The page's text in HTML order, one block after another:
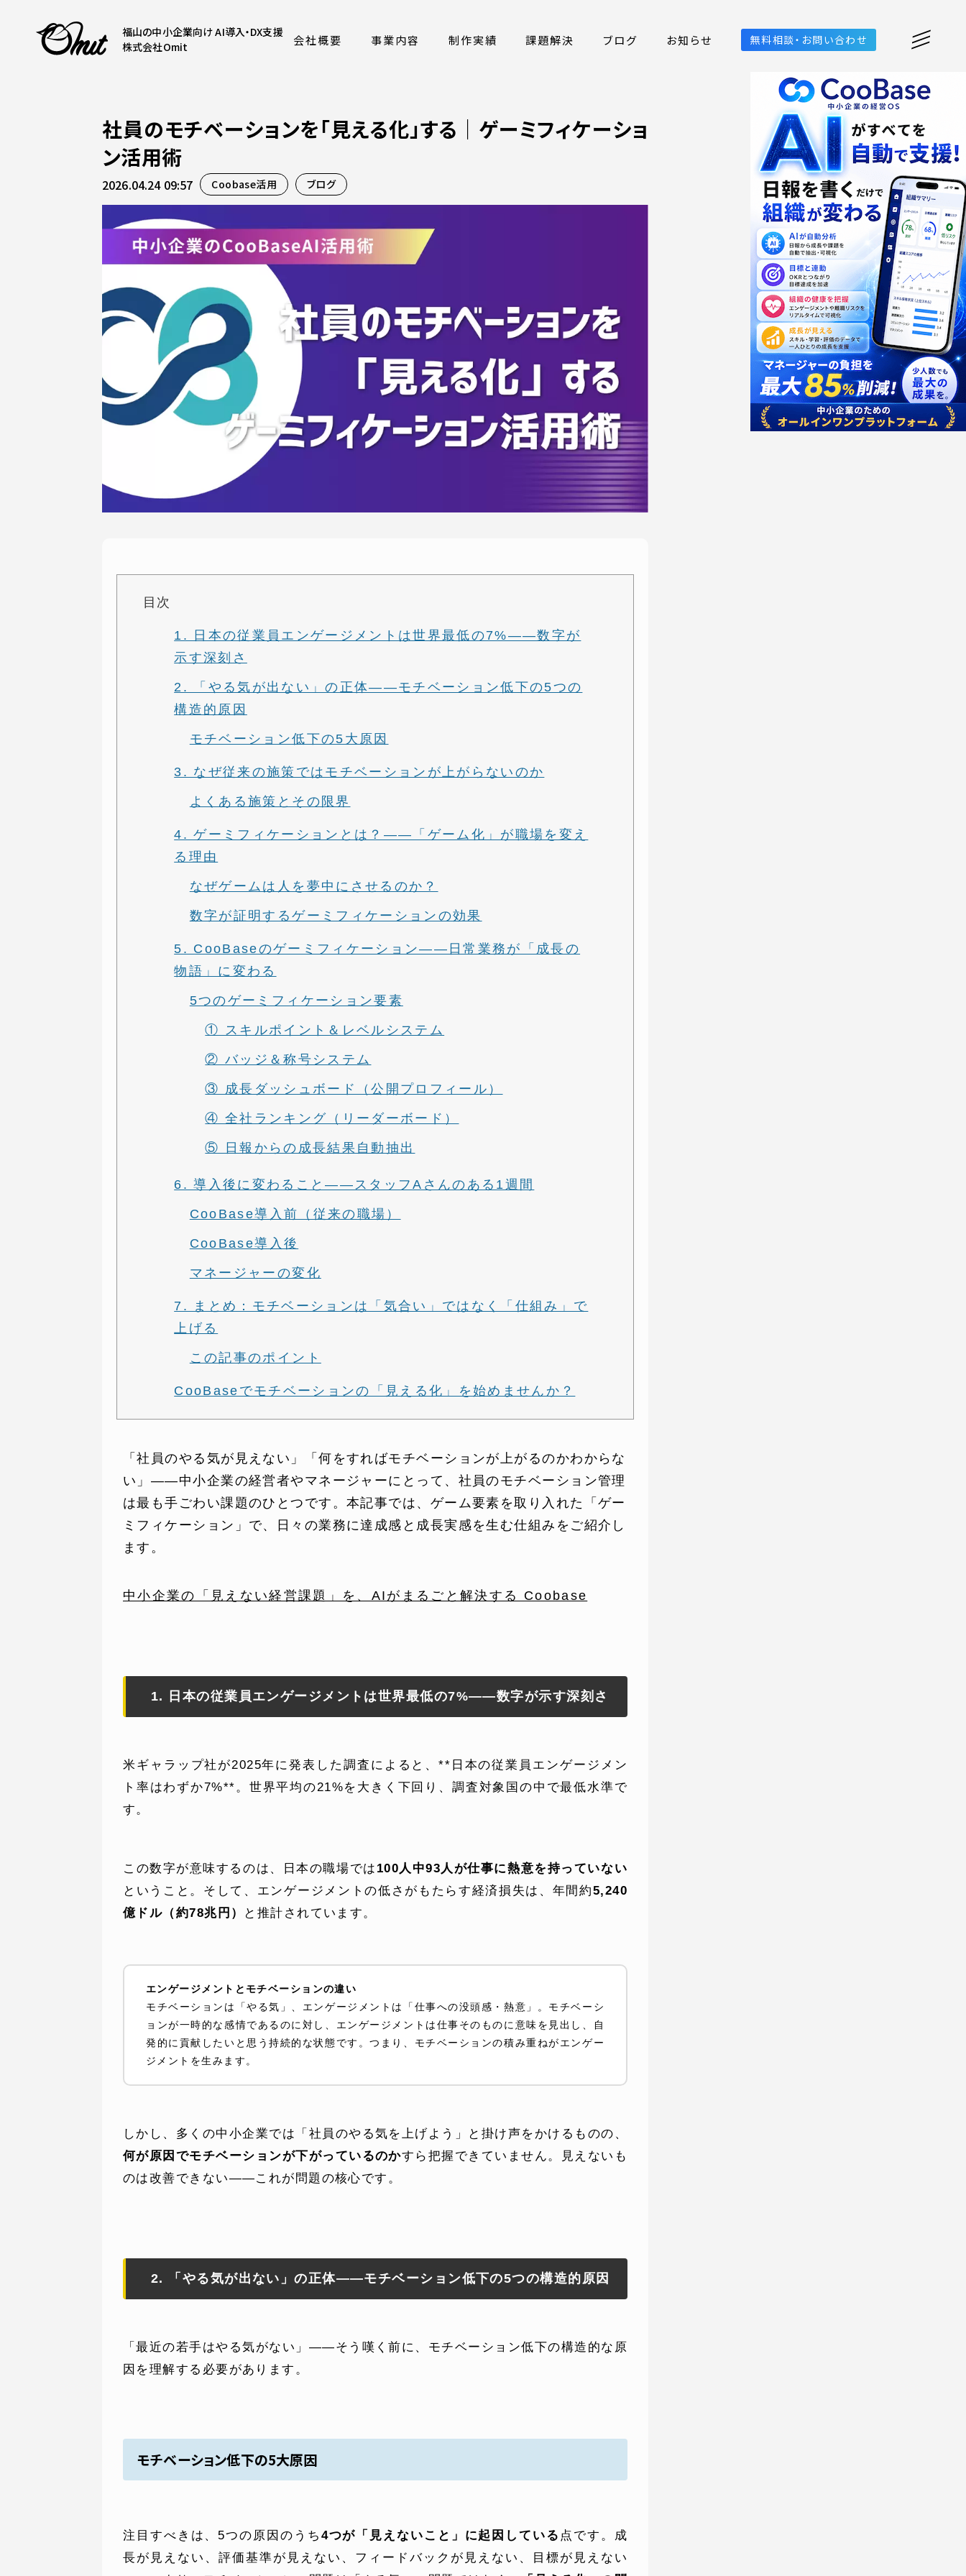
福山の中小企業向け AI導入・DX支援
株式会社Omit
会社概要 事業内容 制作実績 課題解決 ブログ お知らせ 無料相談・お問い合わせ
SERVICE
事業内容
AI導入支援
ホームページ制作
CONTENT
コンテンツ
料金表
COMPANY
企業案内
お知らせ
WEBでお問い合わせ 電話でお問い合わせ
社員のモチベーションを「見える化」する｜ゲーミフィケーショ
ン活用術
2026.04.24 09:57 Coobase活用 ブログ
目次
1. 日本の従業員エンゲージメントは世界最低の7%——数字が
示す深刻さ
2. 「やる気が出ない」の正体——モチベーション低下の5つの
構造的原因
モチベーション低下の5大原因
3. なぜ従来の施策ではモチベーションが上がらないのか
よくある施策とその限界
4. ゲーミフィケーションとは？——「ゲーム化」が職場を変え
る理由
なぜゲームは人を夢中にさせるのか？
数字が証明するゲーミフィケーションの効果
5. CooBaseのゲーミフィケーション——日常業務が「成長の
物語」に変わる
5つのゲーミフィケーション要素
① スキルポイント＆レベルシステム
② バッジ＆称号システム
③ 成長ダッシュボード（公開プロフィール）
④ 全社ランキング（リーダーボード）
⑤ 日報からの成長結果自動抽出
6. 導入後に変わること——スタッフAさんのある1週間
CooBase導入前（従来の職場）
CooBase導入後
マネージャーの変化
7. まとめ：モチベーションは「気合い」ではなく「仕組み」で
上げる
この記事のポイント
CooBaseでモチベーションの「見える化」を始めませんか？
「社員のやる気が見えない」「何をすればモチベーションが上がるのかわからな
い」——中小企業の経営者やマネージャーにとって、社員のモチベーション管理
は最も手ごわい課題のひとつです。本記事では、ゲーム要素を取り入れた「ゲー
ミフィケーション」で、日々の業務に達成感と成長実感を生む仕組みをご紹介し
ます。
中小企業の「見えない経営課題」を、AIがまるごと解決する Coobase
1. 日本の従業員エンゲージメントは世界最低の7%——数字が示す深刻さ
米ギャラップ社が2025年に発表した調査によると、**日本の従業員エンゲージメン
ト率はわずか7%**。世界平均の21%を大きく下回り、調査対象国の中で最低水準で
す。
この数字が意味するのは、日本の職場では 100人中93人が仕事に熱意を持っていない
ということ。そして、エンゲージメントの低さがもたらす経済損失は、年間約5,240
億ドル（約78兆円）
と推計されています。
エンゲージメントとモチベーションの違い
モチベーションは「やる気」、エンゲージメントは「仕事への没頭感・熱意」。モチベーシ
ョンが一時的な感情であるのに対し、エンゲージメントは仕事そのものに意味を見出し、自
発的に貢献したいと思う持続的な状態です。つまり、モチベーションの積み重ねがエンゲー
ジメントを生みます。
しかし、多くの中小企業では「社員のやる気を上げよう」と掛け声をかけるものの、
何が原因でモチベーションが下がっているのかすら把握できていません。見えないも
のは改善できない——これが問題の核心です。
2. 「やる気が出ない」の正体——モチベーション低下の5つの構造的原因
「最近の若手はやる気がない」——そう嘆く前に、モチベーション低下の構造的な原
因を理解する必要があります。
モチベーション低下の5大原因
注目すべきは、5つの原因のうち 4つが「見えないこと」に起因している 点です。成
長が見えない、評価基準が見えない、フィードバックが見えない、目標が見えない